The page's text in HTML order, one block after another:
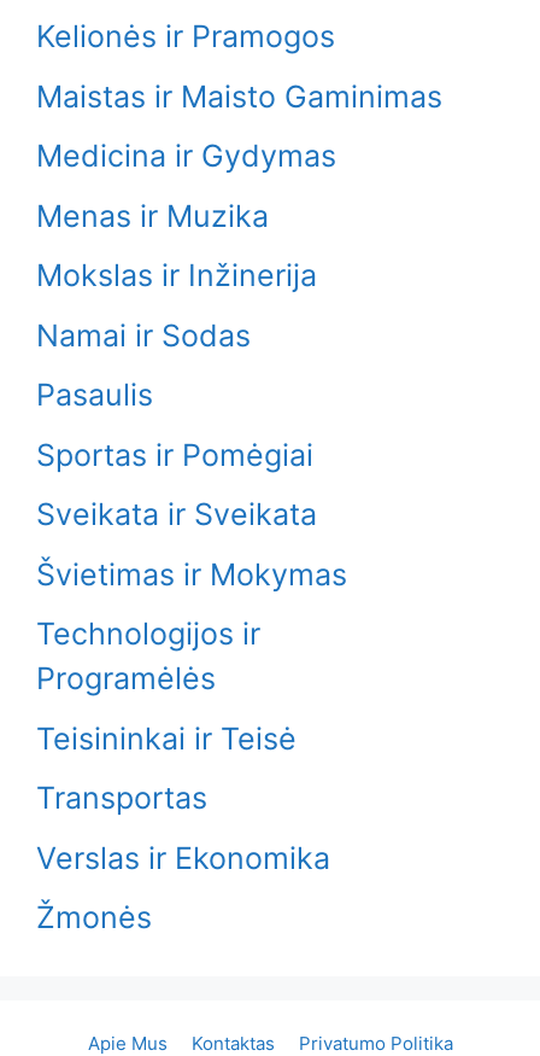
Kelionės ir Pramogos
Maistas ir Maisto Gaminimas
Medicina ir Gydymas
Menas ir Muzika
Mokslas ir Inžinerija
Namai ir Sodas
Pasaulis
Sportas ir Pomėgiai
Sveikata ir Sveikata
Švietimas ir Mokymas
Technologijos ir
Programėlės
Teisininkai ir Teisė
Transportas
Verslas ir Ekonomika
Žmonės
Apie Mus Kontaktas
Privatumo Politika